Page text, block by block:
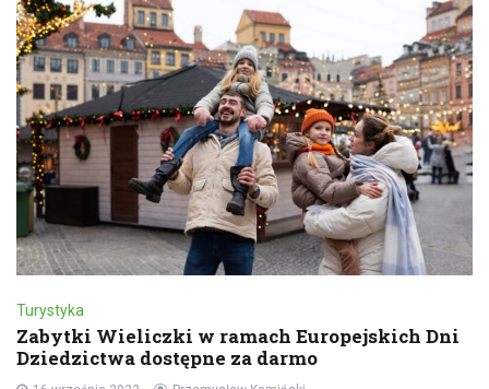
Turystyka
Zabytki Wieliczki w ramach Europejskich Dni
Dziedzictwa dostępne za darmo